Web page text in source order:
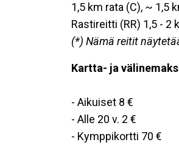
1,5 km rata (C), ~ 1,5
Rastireitti (RR) 1,5 - 2
(*) Nämä reitit
Kartta- ja
- Aikuiset 8 €
- Alle 20 v. 2 €
- Kymppikortti 70 €